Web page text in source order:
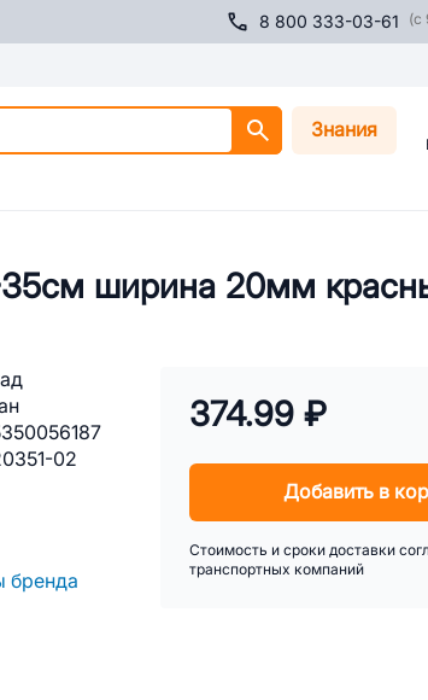
8 800 333-03-61 (с
Знания
35см ширина 20мм
02
бренда
374.99 ₽
Добавить в
Стоимость и сроки доставки
транспортных компаний